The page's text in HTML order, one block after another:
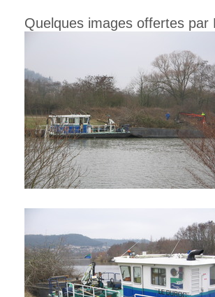
Quelques images offertes par